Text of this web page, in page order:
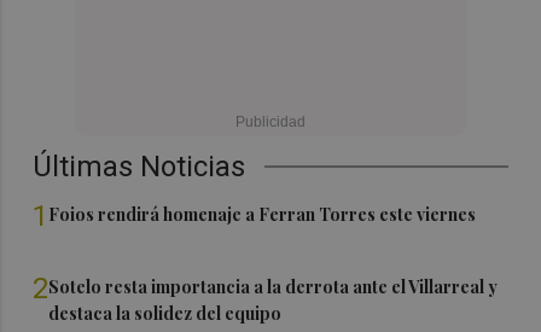
Últimas Noticias
1 Foios rendirá homenaje a Ferran Torres este viernes
2Sotelo resta importancia a la derrota ante el Villarreal y
destaca la solidez del equipo